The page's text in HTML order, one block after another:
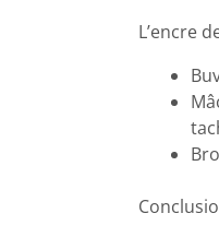
L’encre